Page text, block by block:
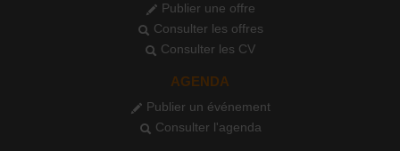
Publier une offre
Consulter les offres
Consulter les CV
AGENDA
Publier un événement
Consulter l'agenda